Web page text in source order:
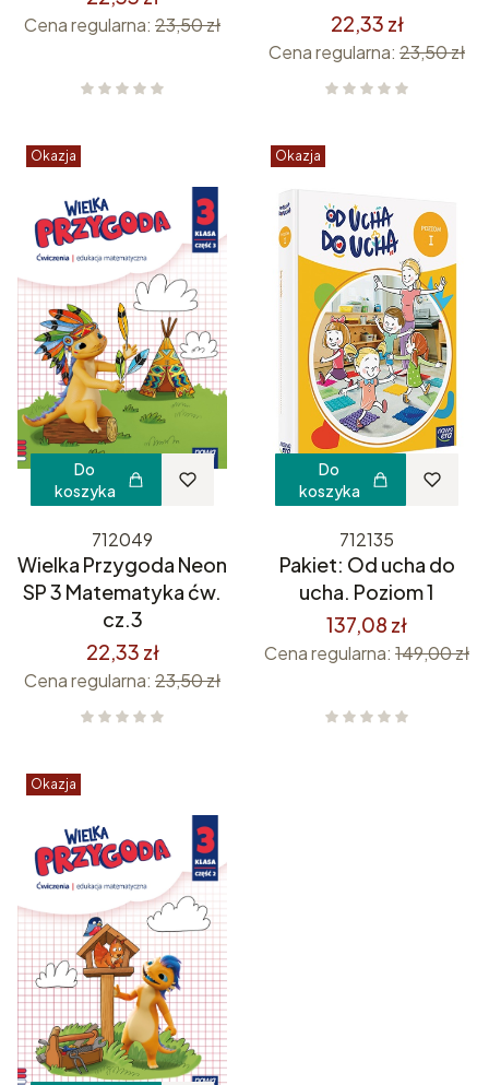
Cena regularna: 23,50 zł
22,33 zł
Cena regularna: 23,50 zł
Okazja
Do
koszyka
712049
Wielka Przygoda Neon
SP 3 Matematyka ćw.
cz.3
22,33 zł
Cena regularna: 23,50 zł
Okazja
Do
koszyka
712135
Pakiet: Od ucha do
ucha. Poziom 1
137,08 zł
Cena regularna: 149,00 zł
Okazja